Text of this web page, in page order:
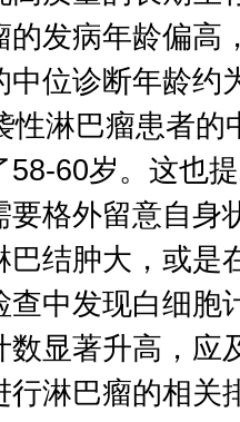
的发病年龄偏高
中位诊断年龄约
性淋巴瘤患者的
58-60岁。这也
要格外留意自身
巴结肿大，或是
查中发现白细胞
数显著升高，应
行淋巴瘤的相关